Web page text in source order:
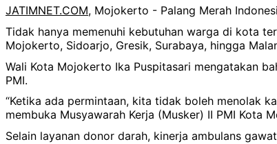
JATIMNET.COM, Mojokerto - Palang Merah
Tidak hanya memenuhi kebutuhan warga di kota
Mojokerto, Sidoarjo, Gresik, Surabaya, hingga
Wali Kota Mojokerto Ika Puspitasari mengatakan
PMI.
“Ketika ada permintaan, kita tidak boleh menolak
membuka Musyawarah Kerja (Musker) II PMI Kota
Selain layanan donor darah, kinerja ambulans